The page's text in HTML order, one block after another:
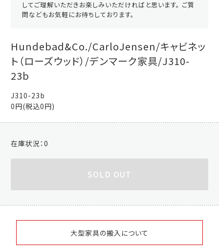
してご理解いただきお楽しみいただければと思います。 ご質
問などもお気軽にお待ちしております。
Hundebad&Co./CarloJensen/キャビネッ
ト（ローズウッド）/デンマーク家具/J310-
23b
J310-23b
0円(税込0円)
在庫状況：0
SOLD OUT
大型家具の搬入について